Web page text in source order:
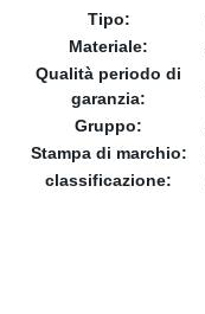
Tipo:
Materiale:
Qualità periodo di
garanzia:
Gruppo:
Stampa di marchio:
classificazione: